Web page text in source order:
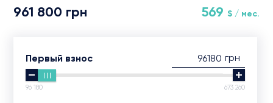
961 800 грн 569 $ / мес.
Первый взнос грн
96 180 673 260